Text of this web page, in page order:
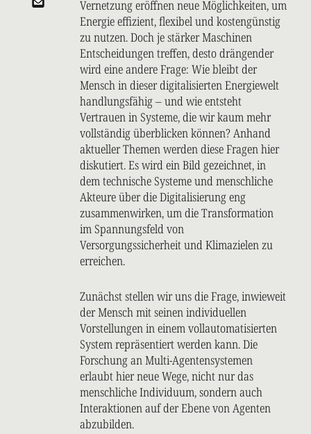
Vernetzung eröffnen neue Möglichkeiten, um
Energie effizient, flexibel und kostengünstig
zu nutzen. Doch je stärker Maschinen
Entscheidungen treffen, desto drängender
wird eine andere Frage: Wie bleibt der
Mensch in dieser digitalisierten Energiewelt
handlungsfähig – und wie entsteht
Vertrauen in Systeme, die wir kaum mehr
vollständig überblicken können? Anhand
aktueller Themen werden diese Fragen hier
diskutiert. Es wird ein Bild gezeichnet, in
dem technische Systeme und menschliche
Akteure über die Digitalisierung eng
zusammenwirken, um die Transformation
im Spannungsfeld von
Versorgungssicherheit und Klimazielen zu
erreichen.
Zunächst stellen wir uns die Frage, inwieweit
der Mensch mit seinen individuellen
Vorstellungen in einem vollautomatisierten
System repräsentiert werden kann. Die
Forschung an Multi-Agentensystemen
erlaubt hier neue Wege, nicht nur das
menschliche Individuum, sondern auch
Interaktionen auf der Ebene von Agenten
abzubilden.